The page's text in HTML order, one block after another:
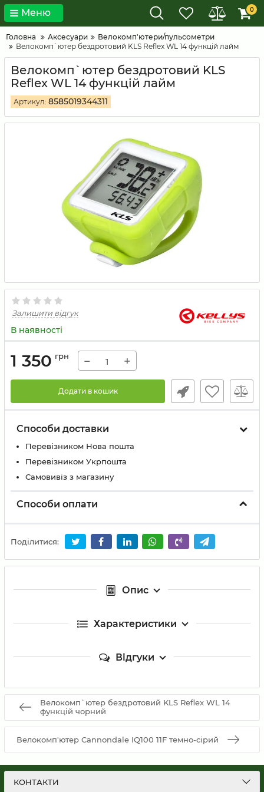
Меню 0
Головна Аксесуари
Велокомп'ютери/пульсометри
Велокомп`ютер бездротовий KLS Reflex WL 14 функцій лайм
Велокомп`ютер бездротовий KLS
Reflex WL 14 функцій лайм
Артикул: 8585019344311
Залишити відгук
В наявності
1 350 грн − +
Додати в кошик
Способи доставки
Перевізником Нова пошта
Перевізником Укрпошта
Самовивіз з магазину
Способи оплати
Поділитися:
Опис
Характеристики
Відгуки
Велокомп`ютер бездротовий KLS Reflex WL 14
функцій чорний
Велокомп'ютер Cannondale IQ100 11F темно-сірий
КОНТАКТИ